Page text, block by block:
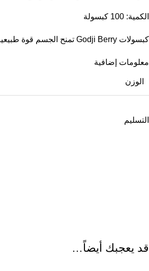
الكمية: 100 كبسولة
كبسولات Godji Berry تمنح الجسم قوة طبيعية، دعم المناعة، وصحة أفضل للعينين.
معلومات إضافية
الوزن
التسليم
قد يعجبك أيضاً…